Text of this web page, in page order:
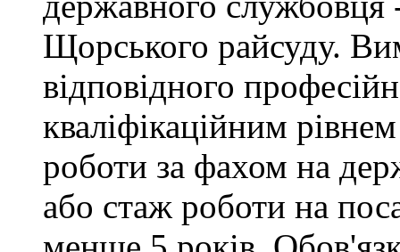
Щорського райсуду.
відповідного
кваліфікаційним
роботи за фахом на
або стаж роботи на